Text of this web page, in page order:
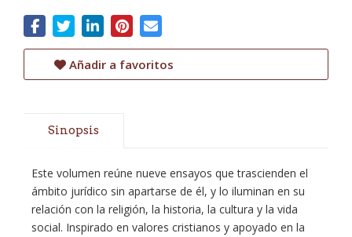
Añadir a favoritos
Sinopsis
Este volumen reúne nueve ensayos que trascienden el
ámbito jurídico sin apartarse de él, y lo iluminan en su
relación con la religión, la historia, la cultura y la vida
social. Inspirado en valores cristianos y apoyado en la